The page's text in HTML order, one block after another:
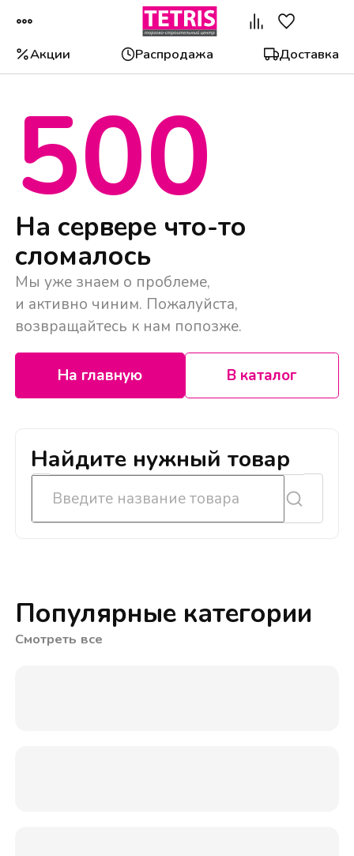
Акции Распродажа Доставка
500
На сервере что-то
сломалось
Мы уже знаем о проблеме,
и активно чиним. Пожалуйста,
возвращайтесь к нам попозже.
На главную В каталог
Найдите нужный товар
Популярные категории
Смотреть все